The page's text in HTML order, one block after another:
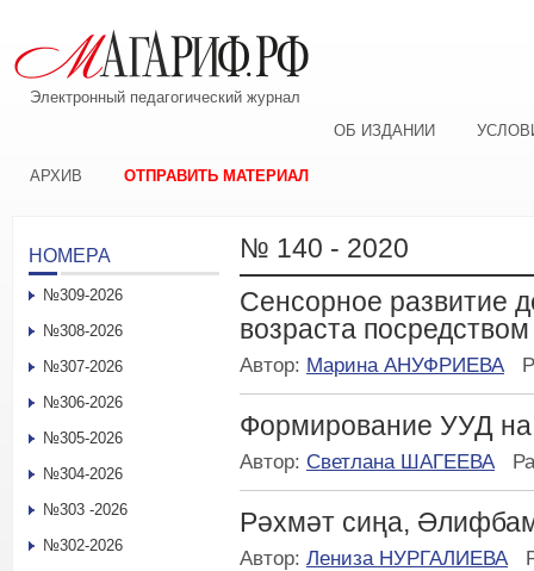
Электронный педагогический журнал
ОБ ИЗДАНИИ
АРХИВ ОТПРАВИТЬ МАТЕРИАЛ
№ 140 - 2020
Сенсорное развитие
возраста
Автор: Марина АНУФРИЕВА
Формирование УУД на
Автор: Светлана ШАГЕЕВА
Рәхмәт сиңа,
Автор: Лениза НУРГАЛИЕВА
НОМЕРА
№309-2026
№308-2026
№307-2026
№306-2026
№305-2026
№304-2026
№303 -2026
№302-2026